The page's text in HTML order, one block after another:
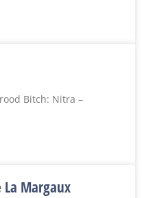
Bitch: Nitra –
La Margaux